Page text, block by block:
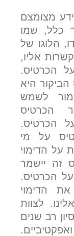
מצומצם
כלל, שמו
הלוגו של
אליו,
הכרטיס.
היא
לשמש
הכרטיס
הכרטיס.
על מי
על הדימוי
זה יישמר
הכרטיס.
הדימוי
לצוות
רב שנים